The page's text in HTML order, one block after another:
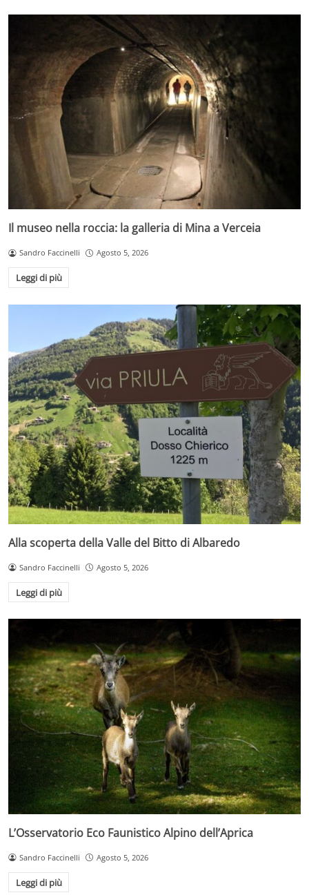
Il museo nella roccia: la galleria di Mina a Verceia
Sandro Faccinelli Agosto 5, 2026
Leggi di più
Alla scoperta della Valle del Bitto di Albaredo
Sandro Faccinelli Agosto 5, 2026
Leggi di più
L’Osservatorio Eco Faunistico Alpino dell’Aprica
Sandro Faccinelli Agosto 5, 2026
Leggi di più